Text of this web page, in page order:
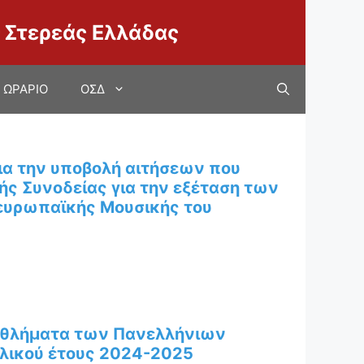
Ελλάδας
ΩΡΑΡΙΟ ΟΣΔ
την υποβολή αιτήσεων που
Συνοδείας για την εξέταση των
Μουσικής του
των Πανελλήνιων
έτους 2024-2025